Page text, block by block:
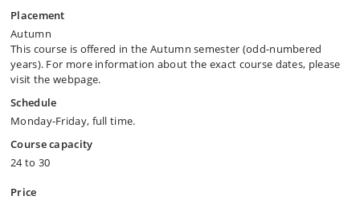
Placement
Autumn
This course is offered in the Autumn semester (odd-numbered
years). For more information about the exact course dates, please
visit the webpage.
Schedule
Monday-Friday, full time.
Course capacity
24 to 30
Price